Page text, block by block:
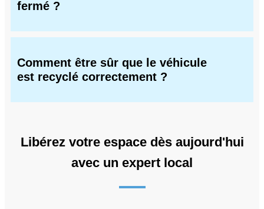
fermé ?
Comment être sûr que le véhicule
est recyclé correctement ?
Libérez votre espace dès aujourd'hui
avec un expert local